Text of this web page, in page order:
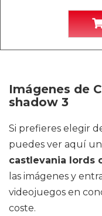
Imágenes de
shadow 3
Si prefieres elegir
puedes ver aquí
castlevania lords
las imágenes y
videojuegos en
coste.